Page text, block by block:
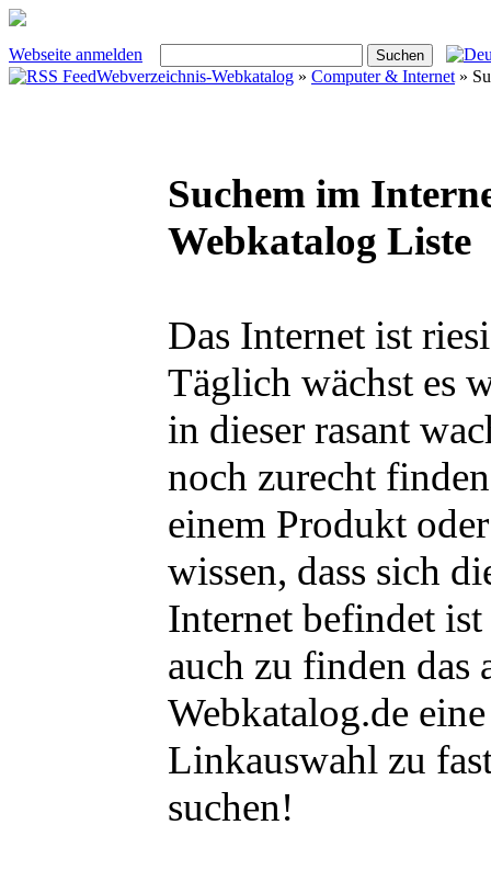
Webseite anmelden
Webverzeichnis-Webkatalog » Computer & Internet »
Suchem im
Webkatalog Liste
Das Internet ist
Täglich wächst es
in dieser rasant
noch zurecht
einem Produkt
wissen, dass sich
Internet befindet
auch zu finden das
Webkatalog.de
Linkauswahl zu
suchen!